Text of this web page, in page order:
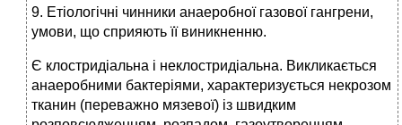
9. Етіологічні чинники анаеробної газової гангрени,
умови, що сприяють її виникненню.
Є клостридіальна і неклостридіальна. Викликається
анаеробними бактеріями, характеризується некрозом
тканин (переважно мязевої) із швидким